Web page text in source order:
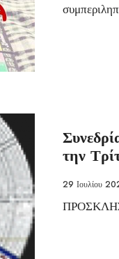
την
29 Ιουλίου